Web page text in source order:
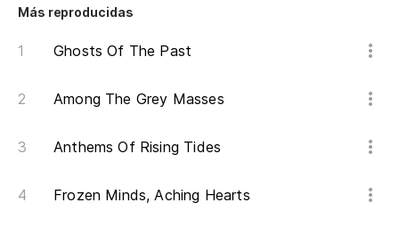
Más reproducidas
Ghosts Of The Past
Among The Grey Masses
Anthems Of Rising Tides
Frozen Minds, Aching Hearts